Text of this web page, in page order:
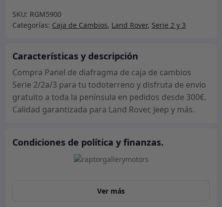
de
caja
cambios
2/2a/3
cantidad
SKU: RGM5900
Categorías: Caja de Cambios, Land Rover, Serie 2 y 3
Características y descripción
Compra Panel de diafragma de caja de cambios
Serie 2/2a/3 para tu todoterreno y disfruta de envío
gratuito a toda la península en pedidos desde 300€.
Calidad garantizada para Land Rover, Jeep y más.
Condiciones de política y finanzas.
Ver más